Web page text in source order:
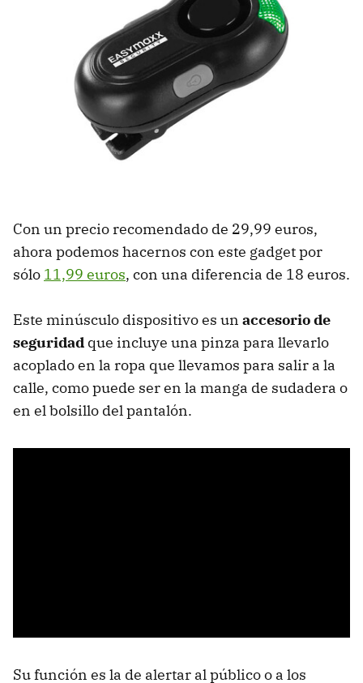
Con un precio recomendado de 29,99 euros,
ahora podemos hacernos con este gadget por
sólo 11,99 euros, con una diferencia de 18 euros.
Este minúsculo dispositivo es un accesorio de
seguridad que incluye una pinza para llevarlo
acoplado en la ropa que llevamos para salir a la
calle, como puede ser en la manga de sudadera o
en el bolsillo del pantalón.
Su función es la de alertar al público o a los